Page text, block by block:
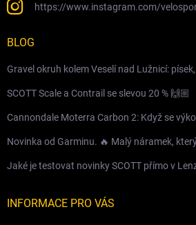
https://www.instagram.com/
BLOG
Gravel okruh kolem Veselí nad Lužnicí:
SCOTT Scale a Contrail se slevou 20 % 🙌🏼
Cannondale Moterra Carbon 2: Když se
Novinka od Garminu. 🔥 Malý náramek,
Jaké je testovat novinky SCOTT přímo v
INFORMACE PRO VÁS